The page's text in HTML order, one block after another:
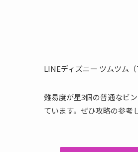
LINEディズニー ツムツム
難易度が星3個の普通なビ
ています。ぜひ攻略の参考